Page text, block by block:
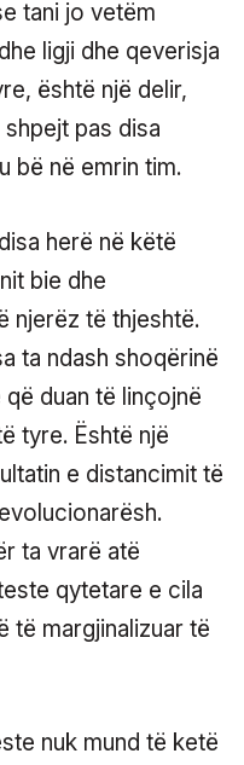
tani jo vetëm
ligji dhe qeverisja
është një delir,
pas disa
bë në emrin tim.
herë në këtë
bie dhe
njerëz të thjeshtë.
ta ndash shoqërinë
duan të linçojnë
tyre. Është një
e distancimit të
ta vrarë atë
qytetare e cila
të margjinalizuar të
nuk mund të ketë